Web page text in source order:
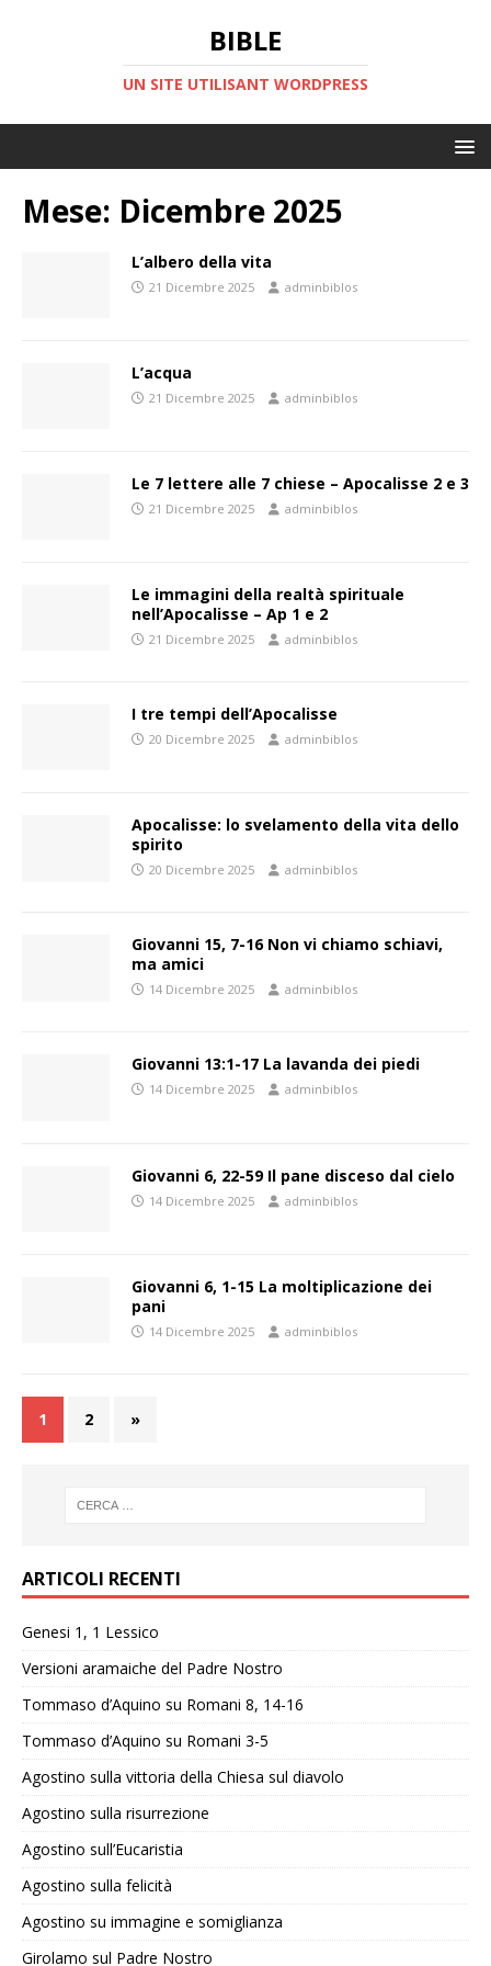
BIBLE
UN SITE UTILISANT WORDPRESS
Mese: Dicembre 2025
L’albero della vita
21 Dicembre 2025 adminbiblos
L’acqua
21 Dicembre 2025 adminbiblos
Le 7 lettere alle 7 chiese – Apocalisse 2 e 3
21 Dicembre 2025 adminbiblos
Le immagini della realtà spirituale
nell’Apocalisse – Ap 1 e 2
21 Dicembre 2025 adminbiblos
I tre tempi dell’Apocalisse
20 Dicembre 2025 adminbiblos
Apocalisse: lo svelamento della vita dello
spirito
20 Dicembre 2025 adminbiblos
Giovanni 15, 7-16 Non vi chiamo schiavi,
ma amici
14 Dicembre 2025 adminbiblos
Giovanni 13:1-17 La lavanda dei piedi
14 Dicembre 2025 adminbiblos
Giovanni 6, 22-59 Il pane disceso dal cielo
14 Dicembre 2025 adminbiblos
Giovanni 6, 1-15 La moltiplicazione dei
pani
14 Dicembre 2025 adminbiblos
1 2 »
ARTICOLI RECENTI
Genesi 1, 1 Lessico
Versioni aramaiche del Padre Nostro
Tommaso d’Aquino su Romani 8, 14-16
Tommaso d’Aquino su Romani 3-5
Agostino sulla vittoria della Chiesa sul diavolo
Agostino sulla risurrezione
Agostino sull’Eucaristia
Agostino sulla felicità
Agostino su immagine e somiglianza
Girolamo sul Padre Nostro